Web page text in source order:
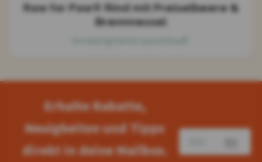
Raw for Paw® Rind mit Preiselbeere &
Brennnessel
Erhalte Rabatte,
Neuigkeiten und Tipps
direkt in deine Mailbox.